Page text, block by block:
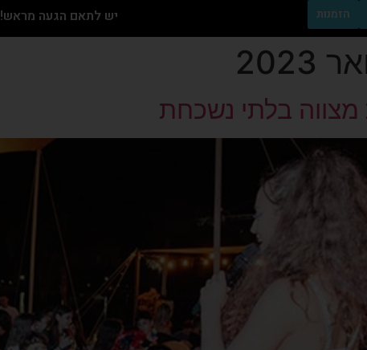
הזמנות יש לתאם הגעה מראש!